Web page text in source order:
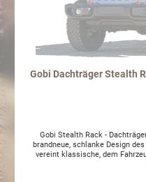
Gobi Dachträger Stealth
Gobi Stealth Rack - Dachträger
brandneue, schlanke Design
vereint klassische, dem